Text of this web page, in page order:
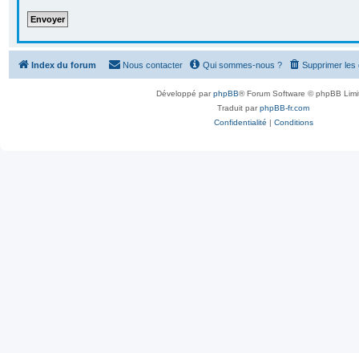
Index du forum Supprimer les
Qui sommes-nous ?
Nous contacter
Développé parphpBB® Forum Software © phpBB
Traduit parphpBB-fr.com
Confidentialité | Conditions